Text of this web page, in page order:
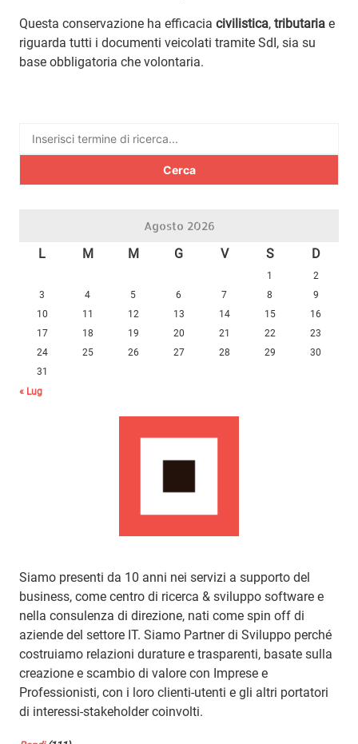
Questa conservazione ha efficacia civilistica, tributaria e
riguarda tutti i documenti veicolati tramite SdI, sia su
base obbligatoria che volontaria.
Ricerca
Agosto 2026
L M M G V S D
1
2
3
4 5 6 7 8
9
10
11 12 13 14 15
16
17
18 19 20 21 22
23
24
25 26 27 28 29
30
31
« Lug
Siamo presenti da 10 anni nei servizi a supporto del
business, come centro di ricerca & sviluppo software e
nella consulenza di direzione, nati come spin off di
aziende del settore IT. Siamo Partner di Sviluppo perché
costruiamo relazioni durature e trasparenti, basate sulla
creazione e scambio di valore con Imprese e
Professionisti, con i loro clienti-utenti e gli altri portatori
di interessi-stakeholder coinvolti.